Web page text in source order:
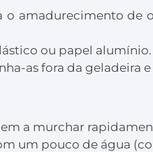
amadurecimento de
ou papel
as fora da geladeira
a murchar
um pouco de água